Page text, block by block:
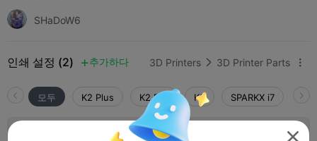
SHaDoW6
인쇄 설정 (2)  추가하다 3D Printers  3D Printer Parts 
모두 K2 Plus K2 Pro K2 SPARKX i7
4.0
